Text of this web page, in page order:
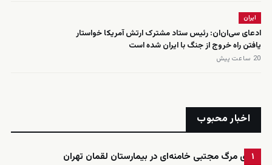
ایران
ادعای سی‌ان‌ان: رئیس ستاد مشترک ارتش آمریکا خواستار
یافتن راه خروج از جنگ با ایران شده است
20 ساعت پیش
اخبار محبوب
۱
ادعای مرگ مجتبی خامنه‌ای در بیمارستان لقمان تهران